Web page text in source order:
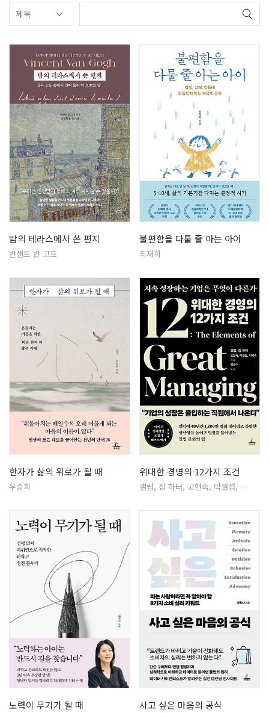
밤의 테라스에서 쓴 편지
빈센트 반 고흐
불편함을 다룰 줄 아는 아이
최재희
한자가 삶의 위로가 될 때
우승희
위대한 경영의 12가지 조건
갤럽, 짐 하터, 고현숙, 박원섭, …
노력이 무기가 될 때 사고 싶은 마음의 공식